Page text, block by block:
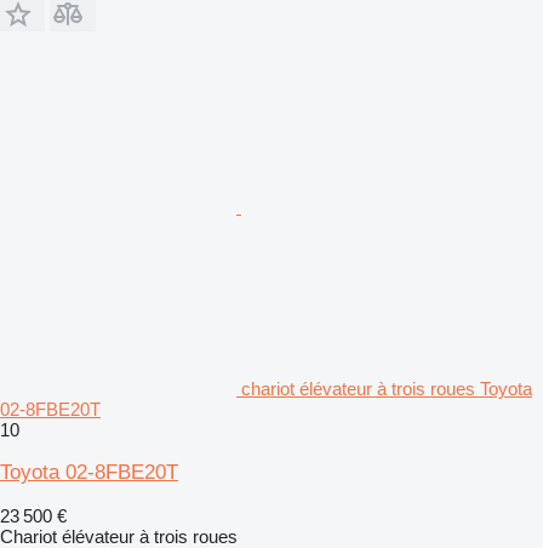
chariot élévateur à trois roues Toyota
02-8FBE20T
10
Toyota 02-8FBE20T
23 500 €
Chariot élévateur à trois roues